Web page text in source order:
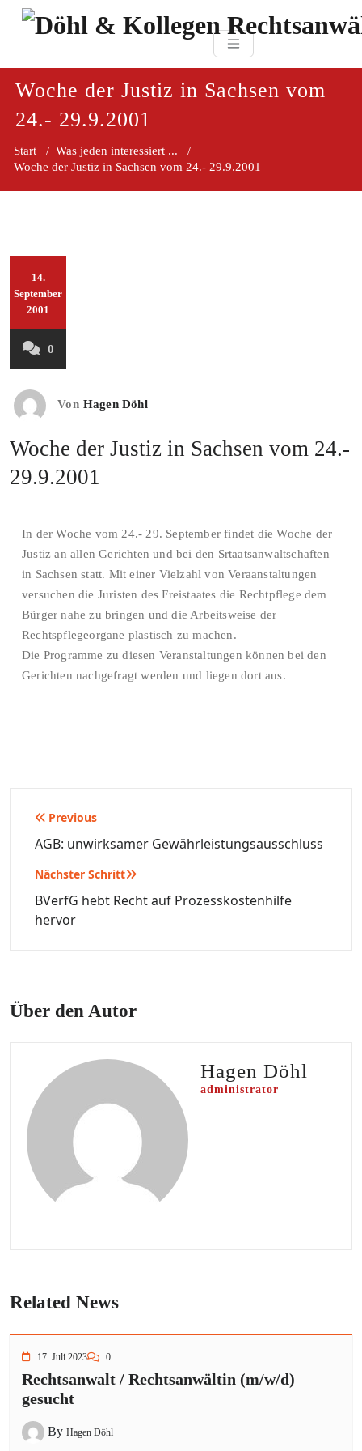
Zum
Döhl & Kollegen
Woche der Justiz in Sachsen vom
24.- 29.9.2001
Start / Was jeden interessiert ... /
Woche der Justiz in Sachsen vom 24.- 29.9.2001
14.
September
2001
0
Von Hagen Döhl
Woche der Justiz in Sachsen vom 24.-
29.9.2001
In der Woche vom 24.- 29. September findet die Woche der
Justiz an allen Gerichten und bei den Srtaatsanwaltschaften
in Sachsen statt. Mit einer Vielzahl von Veraanstaltungen
versuchen die Juristen des Freistaates die Rechtpflege dem
Bürger nahe zu bringen und die Arbeitsweise der
Rechtspflegeorgane plastisch zu machen.
Die Programme zu diesen Veranstaltungen können bei den
Gerichten nachgefragt werden und liegen dort aus.
Beitragsnavigation
Previous
AGB: unwirksamer Gewährleistungsausschluss
Nächster Schritt
BVerfG hebt Recht auf Prozesskostenhilfe
hervor
Über den Autor
Hagen Döhl
administrator
Related News
17. Juli 2023 0
Rechtsanwalt / Rechtsanwältin (m/w/d)
gesucht
By Hagen Döhl